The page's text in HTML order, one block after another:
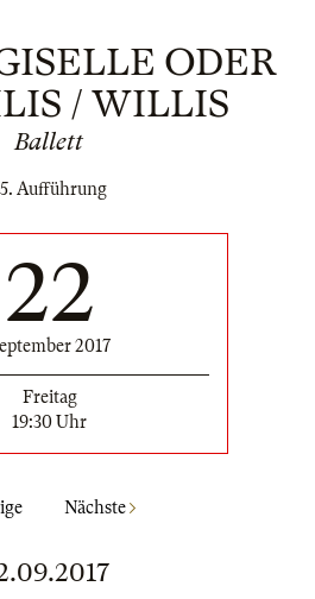
ODER
/ WILLIS
Ballett
Aufführung
22
2017
Freitag
19:30 Uhr
Nächste